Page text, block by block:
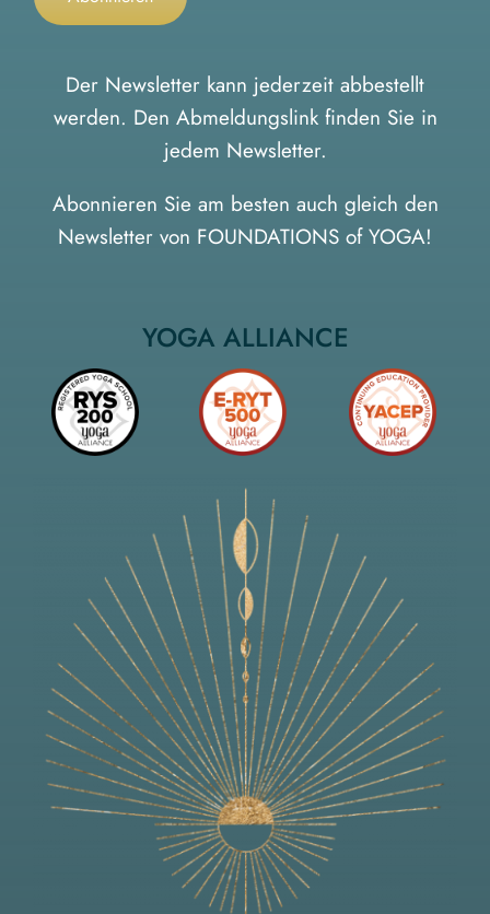
Der Newsletter kann jederzeit abbestellt
werden. Den Abmeldungslink finden Sie in
jedem Newsletter.
Abonnieren Sie am besten auch gleich den
Newsletter von FOUNDATIONS of YOGA!
YOGA ALLIANCE